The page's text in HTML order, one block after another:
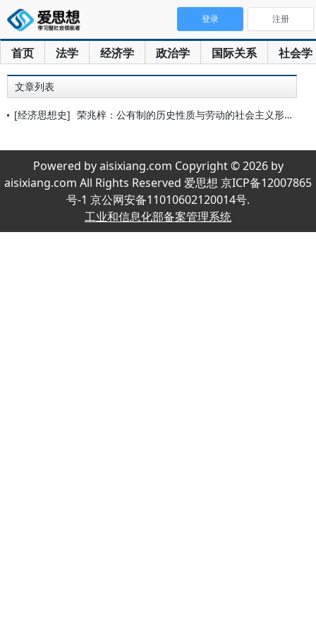
首页 法学 经济学 政治学 国际关系 社会学
登录 注册
文章列表
[经济思想史] 荣兆梓：公有制的历史性质与劳动的社会主义形式
Powered by aisixiang.com Copyright © 2026 by
aisixiang.com All Rights Reserved 爱思想 京ICP备12007865
号-1 京公网安备11010602120014号.
工业和信息化部备案管理系统